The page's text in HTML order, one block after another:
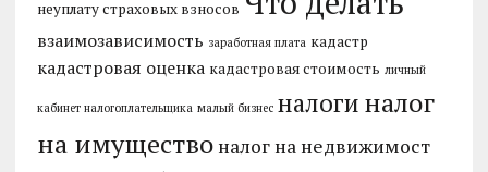
неуплату страховых взносов
взаимозависимость заработная плата кадастр
кадастровая оценка кадастровая стоимость личный
кабинет налогоплательщика малый бизнес налоги налог
на имущество налог на недвижимост